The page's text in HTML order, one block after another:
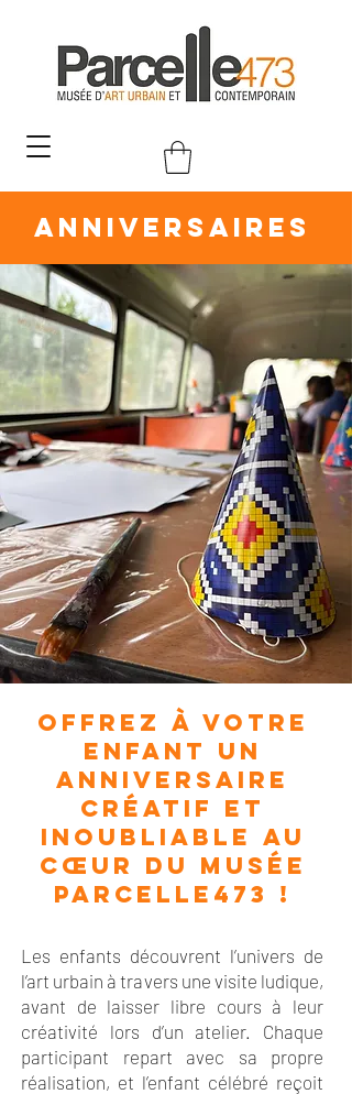
ANNIVERSAIRES
Offrez à votre
enfant un
anniversaire
créatif et
inoubliable au
cœur du musée
Parcelle473 !
Les enfants découvrent l’univers de
l’art urbain à travers une visite ludique,
avant de laisser libre cours à leur
créativité lors d’un atelier. Chaque
participant repart avec sa propre
réalisation, et l’enfant célébré reçoit